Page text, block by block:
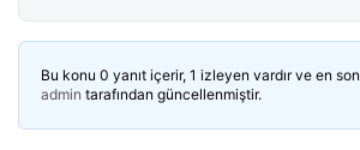
Bu konu 0 yanıt içerir, 1 izleyen vardır ve en son
admin tarafından güncellenmiştir.